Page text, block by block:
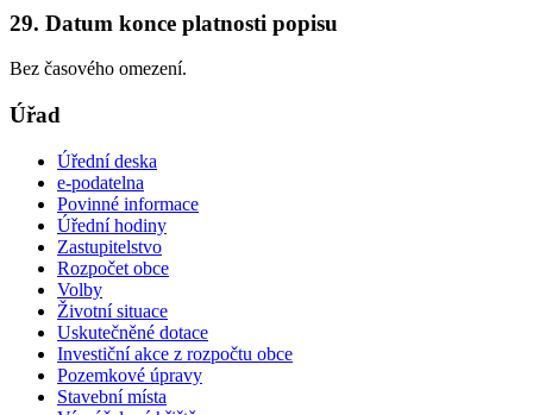
29. Datum konce platnosti popisu
Bez časového omezení.
Úřad
Úřední deska
e-podatelna
Povinné informace
Úřední hodiny
Zastupitelstvo
Rozpočet obce
Volby
Životní situace
Uskutečněné dotace
Investiční akce z rozpočtu obce
Pozemkové úpravy
Stavební místa